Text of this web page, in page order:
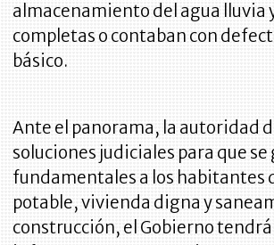
almacenamiento del agua lluvia
completas o contaban con
básico.
Ante el panorama, la autoridad
soluciones judiciales para que
fundamentales a los habitantes
potable, vivienda digna y
construcción, el Gobierno